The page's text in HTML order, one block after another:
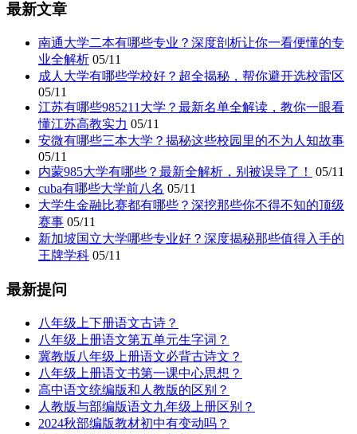
最新文章
南通大学二本有哪些专业？深度剖析让你一看便懂的专
业全解析 05/11
成人大学有哪些学校好？超全揭秘，帮你避开选校雷区
05/11
江苏有哪些985211大学？最新名单全解读，教你一眼看
懂江苏高教实力 05/11
安微有哪些三本大学？揭秘这些校园里的不为人知故事
05/11
内蒙985大学有哪些？最新全解析，别被误导了！
05/11
cuba有哪些大学前八名 05/11
大学生金融比赛都有哪些？深挖那些你不得不知的顶级
赛事 05/11
新加坡国立大学哪些专业好？深度揭秘那些值得入手的
王牌学科 05/11
最新提问
八年级上下册语文古诗？
八年级上册语文第五单元生字词？
冀教版八年级上册语文必背古诗文？
八年级上册语文书第一课中心思想？
高中语文统编版和人教版的区别？
人教版与部编版语文九年级上册区别？
2024秋部编版教材初中有变动吗？